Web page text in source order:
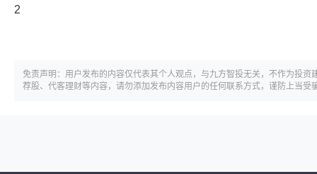
2
免责声明：用户发布的内容仅代表其个人观点，与九方智投无关，不作为投
荐股、代客理财等内容，请勿添加发布内容用户的任何联系方式，谨防上当受